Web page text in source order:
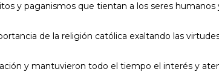
y paganismos que tientan a los seres humanos
de la religión católica exaltando las
y mantuvieron todo el tiempo el interés y